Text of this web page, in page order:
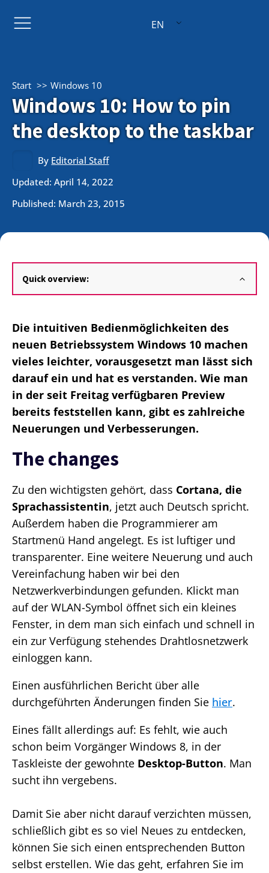
EN
Start Windows 10
Windows 10: How to pin
the desktop to the taskbar
By Editorial Staff
Updated: April 14, 2022
Published: March 23, 2015
Quick overview:
Die intuitiven Bedienmöglichkeiten des
neuen Betriebssystem Windows 10 machen
vieles leichter, vorausgesetzt man lässt sich
darauf ein und hat es verstanden. Wie man
in der seit Freitag verfügbaren Preview
bereits feststellen kann, gibt es zahlreiche
Neuerungen und Verbesserungen.
The changes
Zu den wichtigsten gehört, dass Cortana, die
Sprach­assistentin, jetzt auch Deutsch spricht.
Außerdem haben die Programmierer am
Startmenü Hand angelegt. Es ist luftiger und
transparenter. Eine weitere Neuerung und auch
Vereinfachung haben wir bei den
Netzwerkverbindungen gefunden. Klickt man
auf der WLAN-Symbol öffnet sich ein kleines
Fenster, in dem man sich einfach und schnell in
ein zur Verfügung stehendes Drahtlosnetzwerk
einloggen kann.
Einen ausführlichen Bericht über alle
durchgeführten Änderungen finden Sie hier.
Eines fällt allerdings auf: Es fehlt, wie auch
schon beim Vorgänger Windows 8, in der
Taskleiste der gewohnte Desktop-Button. Man
sucht ihn vergebens.
Damit Sie aber nicht darauf verzichten müssen,
schließlich gibt es so viel Neues zu entdecken,
können Sie sich einen entsprechenden Button
selbst erstellen. Wie das geht, erfahren Sie im